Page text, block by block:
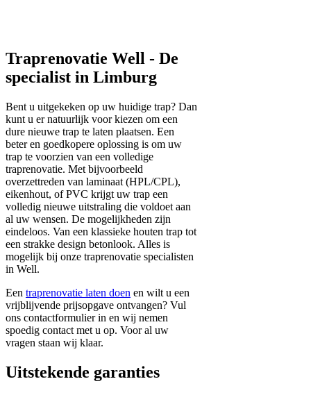
Traprenovatie Well - De
specialist in Limburg
Bent u uitgekeken op uw huidige trap? Dan
kunt u er natuurlijk voor kiezen om een
dure nieuwe trap te laten plaatsen. Een
beter en goedkopere oplossing is om uw
trap te voorzien van een volledige
traprenovatie. Met bijvoorbeeld
overzettreden van laminaat (HPL/CPL),
eikenhout, of PVC krijgt uw trap een
volledig nieuwe uitstraling die voldoet aan
al uw wensen. De mogelijkheden zijn
eindeloos. Van een klassieke houten trap tot
een strakke design betonlook. Alles is
mogelijk bij onze traprenovatie specialisten
in Well.
Een traprenovatie laten doen en wilt u een
vrijblijvende prijsopgave ontvangen? Vul
ons contactformulier in en wij nemen
spoedig contact met u op. Voor al uw
vragen staan wij klaar.
Uitstekende garanties